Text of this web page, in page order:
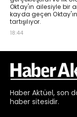
Haber Aktüel, son
haber sitesidir.